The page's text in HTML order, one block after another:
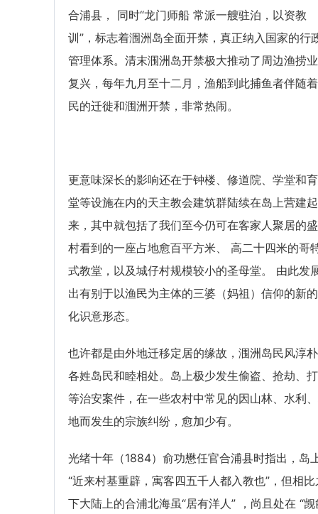
合浦县， 同时“龙门师船 常派一艘驻泊，以资教
训”，标志着涠洲岛全面开禁，真正纳入国家的行
管理体系。清末涠洲岛开禁极大推动了周边渔捞
复兴，每年九月至十二月，渔船到此捕鱼者伴随
民的迁徙和涠洲开禁，非常热闹。
更意味深长的影响还在于钟楼、修道院、学堂和
堂等设施在内的天主教会建筑群陆续在岛上营建起
来，其中就包括了我们至今仍可在客家人聚居的
村看到的一座占地愈百平方米、 高二十四米的哥
式教堂，以及城仔村规模较小的圣母堂。 由此发
出有别于以渔民为主体的三婆（妈祖）信仰的新
化识意形态。
也许都是由外地迁移定居的缘故，涠洲岛民风淳
各姓岛民和睦相处。岛上极少发生偷盗、抢劫、
等治安案件，在一些农村中常见的因山林、水利
地而发生的宗族纠纷，愈加少有。
光绪十年（1884）俞功懋任官合浦县时指出，岛
“近来村基重辟，寓客四五千人都入教也”，但相比
下大陆上的合浦北海虽“居有洋人” ，尚且处在 “觊